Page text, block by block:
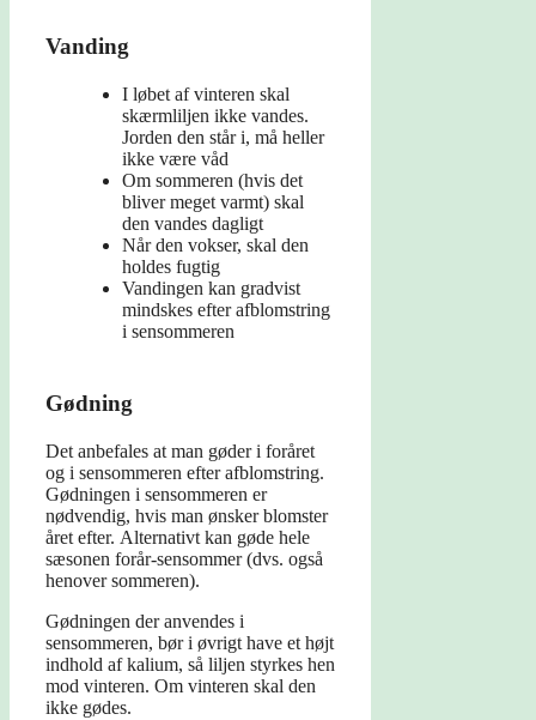
Vanding
I løbet af vinteren skal
skærmliljen ikke vandes.
Jorden den står i, må heller
ikke være våd
Om sommeren (hvis det
bliver meget varmt) skal
den vandes dagligt
Når den vokser, skal den
holdes fugtig
Vandingen kan gradvist
mindskes efter afblomstring
i sensommeren
Gødning
Det anbefales at man gøder i foråret
og i sensommeren efter afblomstring.
Gødningen i sensommeren er
nødvendig, hvis man ønsker blomster
året efter. Alternativt kan gøde hele
sæsonen forår-sensommer (dvs. også
henover sommeren).
Gødningen der anvendes i
sensommeren, bør i øvrigt have et højt
indhold af kalium, så liljen styrkes hen
mod vinteren. Om vinteren skal den
ikke gødes.